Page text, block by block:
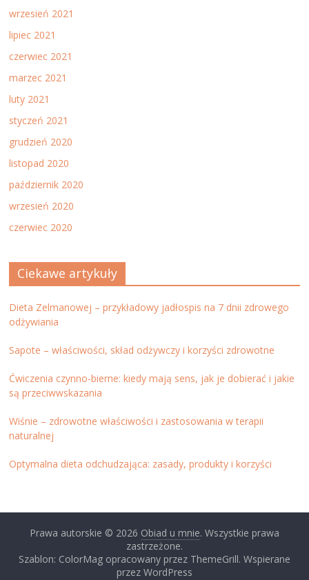
wrzesień 2021
lipiec 2021
czerwiec 2021
marzec 2021
luty 2021
styczeń 2021
grudzień 2020
listopad 2020
październik 2020
wrzesień 2020
czerwiec 2020
Ciekawe artykuły
Dieta Zelmanowej – przykładowy jadłospis na 7 dnii zdrowego
odżywiania
Sapote – właściwości, skład odżywczy i korzyści zdrowotne
Ćwiczenia czynno-bierne: kiedy mają sens, jak je dobierać i jakie
są przeciwwskazania
Wiśnie – zdrowotne właściwości i zastosowania w terapii
naturalnej
Optymalna dieta odchudzająca: zasady, produkty i korzyści
Prawa autorskie © 2026 Obiad u mnie. Wszystkie prawa
zastrzeżone.
Szablon: ColorMag opracowany przez ThemeGrill. Wspierane
przez WordPress